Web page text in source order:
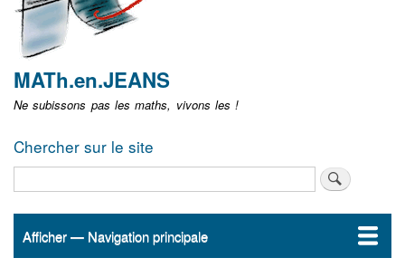
MATh.en.JEANS
Ne subissons pas les maths, vivons les !
Chercher sur le site
Navigation
Afficher — Navigation principale